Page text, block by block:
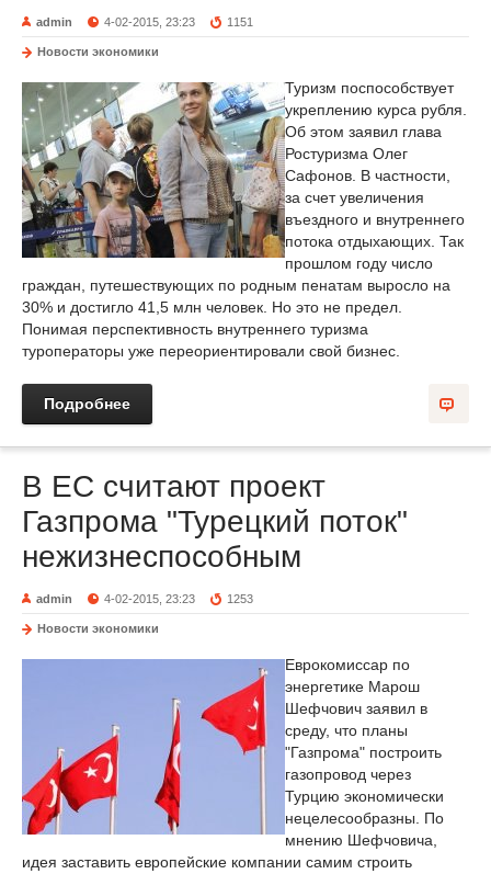
admin 4-02-2015, 23:23 1151
Новости экономики
Туризм поспособствует
укреплению курса рубля.
Об этом заявил глава
Ростуризма Олег
Сафонов. В частности,
за счет увеличения
въездного и внутреннего
потока отдыхающих. Так
прошлом году число
граждан, путешествующих по родным пенатам выросло на
30% и достигло 41,5 млн человек. Но это не предел.
Понимая перспективность внутреннего туризма
туроператоры уже переориентировали свой бизнес.
Подробнее
В ЕС считают проект
Газпрома "Турецкий поток"
нежизнеспособным
admin 4-02-2015, 23:23 1253
Новости экономики
Еврокомиссар по
энергетике Марош
Шефчович заявил в
среду, что планы
"Газпрома" построить
газопровод через
Турцию экономически
нецелесообразны. По
мнению Шефчовича,
идея заставить европейские компании самим строить